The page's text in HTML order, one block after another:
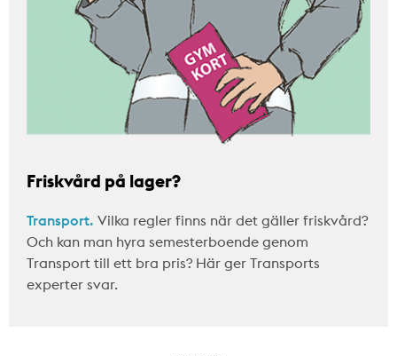
Friskvård på lager?
Transport. Vilka regler finns när det gäller friskvård?
Och kan man hyra semesterboende genom
Transport till ett bra pris? Här ger Transports
experter svar.